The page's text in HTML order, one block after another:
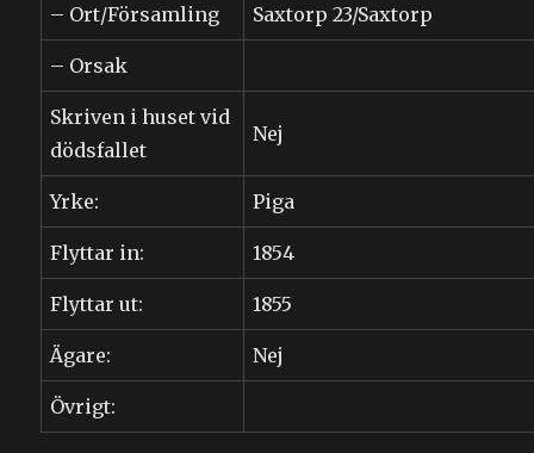
– Ort/Församling Saxtorp 23/Saxtorp
– Orsak
Skriven i huset vid
dödsfallet
Nej
Yrke: Piga
Flyttar in: 1854
Flyttar ut: 1855
Ägare: Nej
Övrigt: